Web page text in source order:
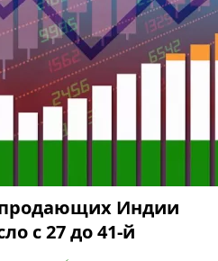
продающих Индии
с 27 до 41-й